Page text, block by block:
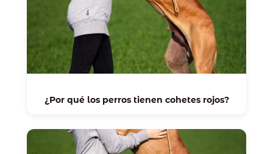
¿Por qué los perros tienen cohetes rojos?